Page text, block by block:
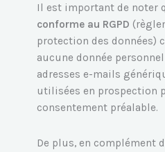
Il est important de noter
conforme au RGPD
protection des données)
aucune donnée
adresses e-mails
utilisées en prospection
consentement préalable.
De plus, en complément